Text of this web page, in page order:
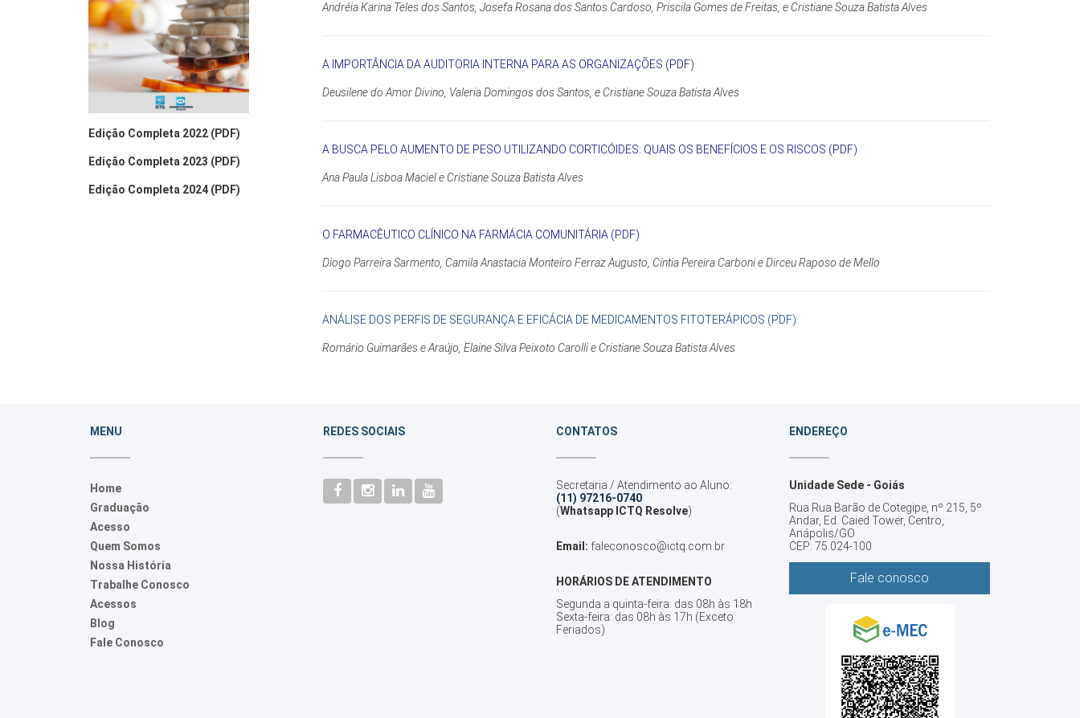
Edição Completa 2022 (PDF)
Edição Completa 2023 (PDF)
Edição Completa 2024 (PDF)
Andréia Karina Teles dos Santos, Josefa Rosana dos Santos Cardoso, Priscila Gomes de Freitas, e Cristiane Souza Batista Alves
A IMPORTÂNCIA DA AUDITORIA INTERNA PARA AS ORGANIZAÇÕES (PDF)
Deusilene do Amor Divino, Valeria Domingos dos Santos, e Cristiane Souza Batista Alves
A BUSCA PELO AUMENTO DE PESO UTILIZANDO CORTICÓIDES: QUAIS OS BENEFÍCIOS E OS RISCOS (PDF)
Ana Paula Lisboa Maciel e Cristiane Souza Batista Alves
O FARMACÊUTICO CLÍNICO NA FARMÁCIA COMUNITÁRIA (PDF)
Diogo Parreira Sarmento, Camila Anastacia Monteiro Ferraz Augusto, Cíntia Pereira Carboni e Dirceu Raposo de Mello
ANÁLISE DOS PERFIS DE SEGURANÇA E EFICÁCIA DE MEDICAMENTOS FITOTERÁPICOS (PDF)
Romário Guimarães e Araújo, Elaine Silva Peixoto Carolli e Cristiane Souza Batista Alves
MENU
Home
Graduação
Acesso
Quem Somos
Nossa História
Trabalhe Conosco
Acessos
Blog
Fale Conosco
REDES SOCIAIS CONTATOS
Secretaria / Atendimento ao Aluno:
(11) 97216-0740
(Whatsapp ICTQ Resolve)
Email: faleconosco@ictq.com.br
HORÁRIOS DE ATENDIMENTO
Segunda a quinta-feira: das 08h às 18h
Sexta-feira: das 08h às 17h (Exceto
Feriados)
ENDEREÇO
Unidade Sede - Goiás
Rua Rua Barão de Cotegipe, nº 215, 5º
Andar, Ed. Caied Tower, Centro,
Anápolis/GO
CEP: 75.024-100
Fale conosco